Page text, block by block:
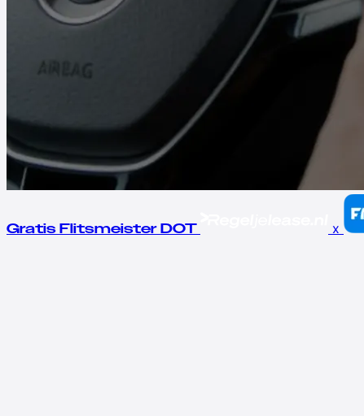
Gratis Flitsmeister DOT x